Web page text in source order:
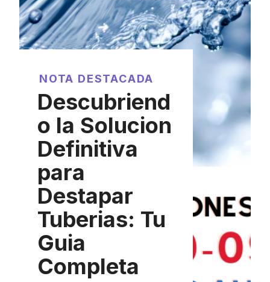
NOTA DESTACADA
Descubriend
o la Solucion
Definitiva
para
Destapar
Tuberias: Tu
Guia
Completa